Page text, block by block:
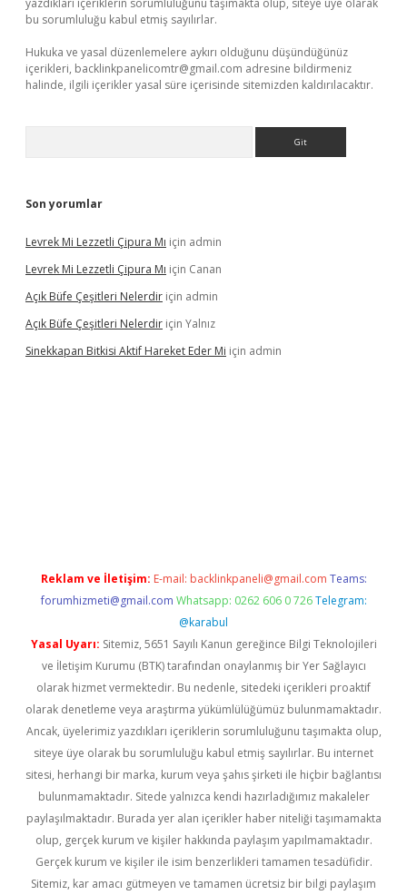
yazdıkları içeriklerin sorumluluğunu taşımakta olup, siteye üye olarak
bu sorumluluğu kabul etmiş sayılırlar.
Hukuka ve yasal düzenlemelere aykırı olduğunu düşündüğünüz
içerikleri, backlinkpanelicomtr@gmail.com adresine bildirmeniz
halinde, ilgili içerikler yasal süre içerisinde sitemizden kaldırılacaktır.
Son yorumlar
Levrek Mi Lezzetli Çipura Mı için admin
Levrek Mi Lezzetli Çipura Mı için Canan
Açık Büfe Çeşitleri Nelerdir için admin
Açık Büfe Çeşitleri Nelerdir için Yalnız
Sinekkapan Bitkisi Aktif Hareket Eder Mi için admin
Reklam ve İletişim: E-mail: backlinkpaneli@gmail.com Teams:
forumhizmeti@gmail.com Whatsapp: 0262 606 0 726 Telegram:
@karabul
Yasal Uyarı: Sitemiz, 5651 Sayılı Kanun gereğince Bilgi Teknolojileri
ve İletişim Kurumu (BTK) tarafından onaylanmış bir Yer Sağlayıcı
olarak hizmet vermektedir. Bu nedenle, sitedeki içerikleri proaktif
olarak denetleme veya araştırma yükümlülüğümüz bulunmamaktadır.
Ancak, üyelerimiz yazdıkları içeriklerin sorumluluğunu taşımakta olup,
siteye üye olarak bu sorumluluğu kabul etmiş sayılırlar. Bu internet
sitesi, herhangi bir marka, kurum veya şahıs şirketi ile hiçbir bağlantısı
bulunmamaktadır. Sitede yalnızca kendi hazırladığımız makaleler
paylaşılmaktadır. Burada yer alan içerikler haber niteliği taşımamakta
olup, gerçek kurum ve kişiler hakkında paylaşım yapılmamaktadır.
Gerçek kurum ve kişiler ile isim benzerlikleri tamamen tesadüfidir.
Sitemiz, kar amacı gütmeyen ve tamamen ücretsiz bir bilgi paylaşım